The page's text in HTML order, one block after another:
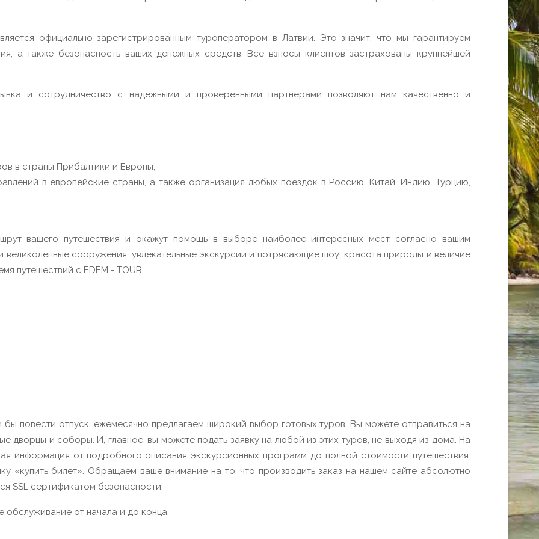
официально зарегистрированным туроператором в Латвии. Это значит, что мы гарантируем
а также безопасность ваших денежных средств. Все взносы клиентов застрахованы крупнейшей
и сотрудничество с надежными и проверенными партнерами позволяют нам качественно и
в страны Прибалтики и Европы;
в европейские страны, а также организация любых поездок в Россию, Китай, Индию, Турцию,
вашего путешествия и окажут помощь в выборе наиболее интересных мест согласно вашим
великолепные сооружения; увлекательные экскурсии и потрясающие шоу; красота природы и величие
путешествий с EDEM - TOUR.
повести отпуск, ежемесячно предлагаем широкий выбор готовых туров. Вы можете отправиться на
дворцы и соборы. И, главное, вы можете подать заявку на любой из этих туров, не выходя из дома. На
информация от подробного описания экскурсионных программ до полной стоимости путешествия.
«купить билет». Обращаем ваше внимание на то, что производить заказ на нашем сайте абсолютно
SSL сертификатом безопасности.
обслуживание от начала и до конца.